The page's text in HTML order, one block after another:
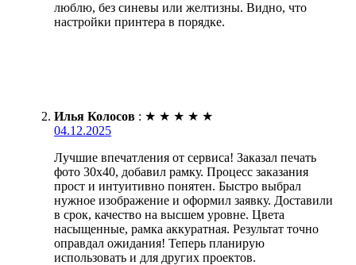
люблю, без синевы или желтизны. Видно, что
настройки принтера в порядке.
Илья Колосов : ★ ★ ★ ★ ★
04.12.2025
Лучшие впечатления от сервиса! Заказал печать
фото 30х40, добавил рамку. Процесс заказания
прост и интуитивно понятен. Быстро выбрал
нужное изображение и оформил заявку. Доставили
в срок, качество на высшем уровне. Цвета
насыщенные, рамка аккуратная. Результат точно
оправдал ожидания! Теперь планирую
использовать и для других проектов.